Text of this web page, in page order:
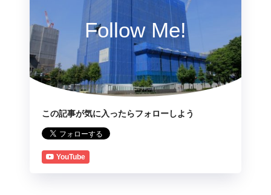
Follow Me!
この記事が気に入ったらフォローしよう
YouTube